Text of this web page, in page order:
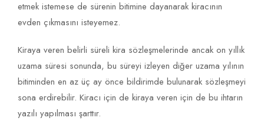
etmek istemese de sürenin bitimine dayanarak kiracının
evden çıkmasını isteyemez.
Kiraya veren belirli süreli kira sözleşmelerinde ancak on yıllık
uzama süresi sonunda, bu süreyi izleyen diğer uzama yılının
bitiminden en az üç ay önce bildirimde bulunarak sözleşmeyi
sona erdirebilir. Kiracı için de kiraya veren için de bu ihtarın
yazılı yapılması şarttır.